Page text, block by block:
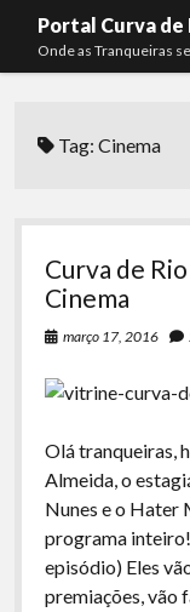
Portal Curva de
Onde as Tranqueiras
Curva de Rio
Komos
La Siesta
Arquivo CDR
Papo
A Ripa É a Lei
Especiais
Membros
Lucas Oliveira
Kaique Xavier
Tag:Cinema
Curva de
Cinema
março 17, 2016
Olá tranqueiras,
Almeida, o
Nunes e o Hater
programa
episódio) Eles
premiações, vão